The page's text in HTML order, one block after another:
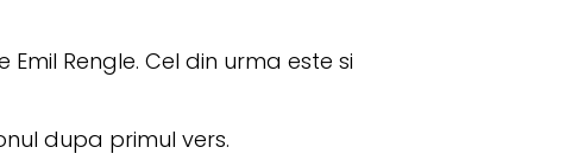
Rengle. Cel din urma este si
dupa primul vers.